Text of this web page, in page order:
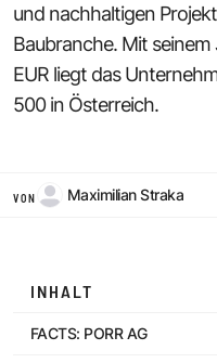
und nachhaltigen
Baubranche. Mit
EUR liegt das
500 in Österreich.
VON Maximilian Straka
INHALT
FACTS: PORR AG